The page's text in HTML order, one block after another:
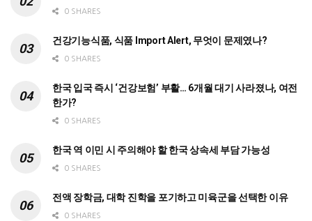
0 SHARES
건강기능식품, 식품 Import Alert, 무엇이 문제였나?
0 SHARES
한국 입국 즉시 ‘건강보험’ 부활… 6개월 대기 사라졌나, 여전
한가?
0 SHARES
한국 역 이민 시 주의해야 할 한국 상속세 부담 가능성
0 SHARES
전액 장학금, 대학 진학을 포기하고 미육군을 선택한 이유
0 SHARES